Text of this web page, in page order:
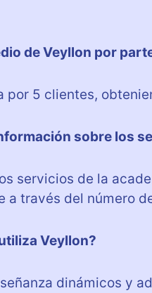
de Veyllon por
por 5 clientes,
sobre los
servicios de la
través del número
Veyllon?
dinámicos y